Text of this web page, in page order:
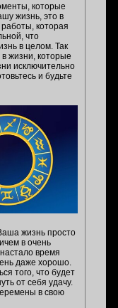
которые
жизнь, это в
которая
что
в целом. Так
жизни, которые
исключительно
и будьте
жизнь просто
в очень
время
даже хорошо.
того, что будет
от себя удачу.
в свою